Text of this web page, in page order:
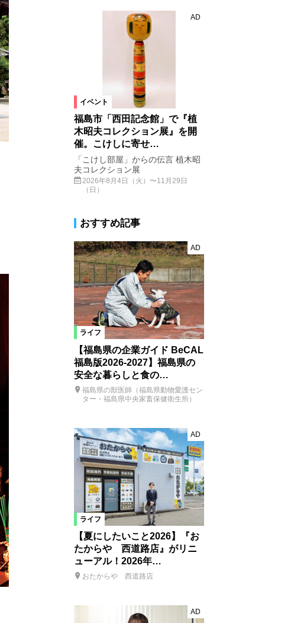
イベント
AD
福島市「西田記念館」で『植
木昭夫コレクション展』を開
催。こけしに寄せ…
「こけし部屋」からの伝言 植木昭
夫コレクション展
2026年8月4日（火）〜11月29日
（日）
おすすめ記事
ライフ
AD
【福島県の企業ガイド BeCAL
福島版2026-2027】福島県の
安全な暮らしと食の…
福島県の獣医師（福島県動物愛護セン
ター・福島県中央家畜保健衛生所）
ライフ
AD
【夏にしたいこと2026】『お
たからや 西道路店』がリニ
ューアル！2026年…
おたからや 西道路店
AD